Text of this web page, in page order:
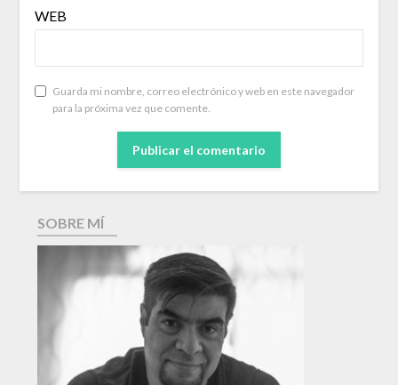
WEB
Guarda mi nombre, correo electrónico y web en este navegador
para la próxima vez que comente.
SOBRE MÍ